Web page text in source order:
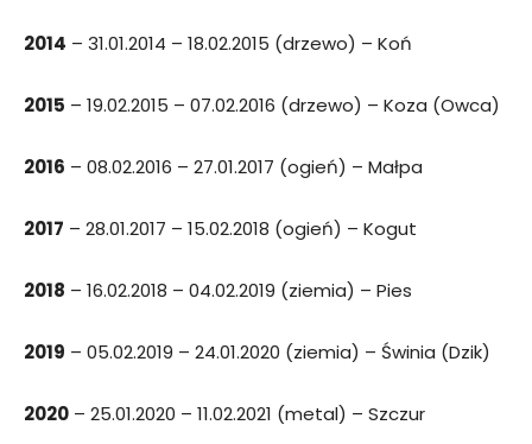
2014 – 31.01.2014 – 18.02.2015 (drzewo) – Koń
2015 – 19.02.2015 – 07.02.2016 (drzewo) – Koza (Owca)
2016 – 08.02.2016 – 27.01.2017 (ogień) – Małpa
2017 – 28.01.2017 – 15.02.2018 (ogień) – Kogut
2018 – 16.02.2018 – 04.02.2019 (ziemia) – Pies
2019 – 05.02.2019 – 24.01.2020 (ziemia) – Świnia (Dzik)
2020 – 25.01.2020 – 11.02.2021 (metal) – Szczur